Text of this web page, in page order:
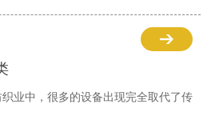
业中，很多的设备出现完全取代了传